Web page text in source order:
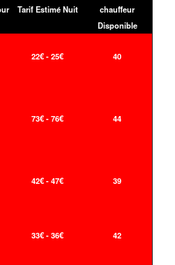
Tarif Estimé Nuit
chauffeur
Disponible
22€ - 25€ 40
73€ - 76€ 44
42€ - 47€ 39
33€ - 36€ 42